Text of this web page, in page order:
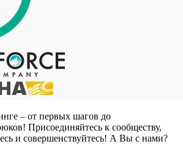
– от первых шагов до
Присоединяйтесь к сообществу,
и совершенствуйтесь! А Вы с нами?